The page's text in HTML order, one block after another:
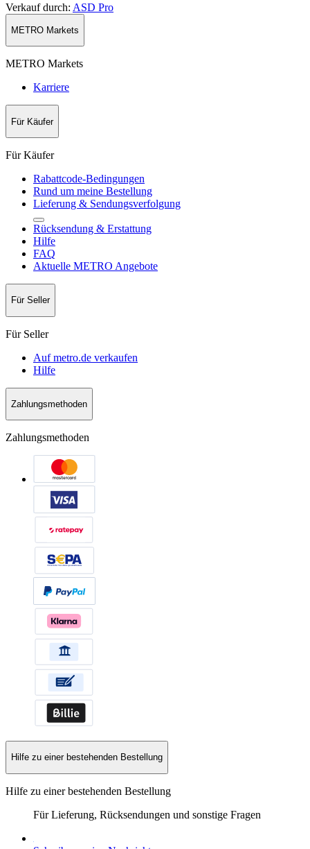
Verkauf durch: ASD Pro
METRO Markets
METRO Markets
Karriere
Für Käufer
Für Käufer
Rabattcode-Bedingungen
Rund um meine Bestellung
Lieferung & Sendungsverfolgung
Rücksendung & Erstattung
Hilfe
FAQ
Aktuelle METRO Angebote
Für Seller
Für Seller
Auf metro.de verkaufen
Hilfe
Zahlungsmethoden
Zahlungsmethoden
Hilfe zu einer bestehenden Bestellung
Hilfe zu einer bestehenden Bestellung
Für Lieferung, Rücksendungen und sonstige Fragen